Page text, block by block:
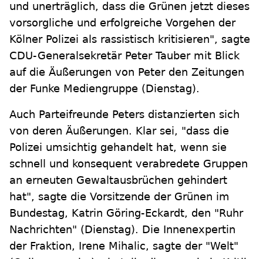
und unerträglich, dass die Grünen jetzt dieses
vorsorgliche und erfolgreiche Vorgehen der
Kölner Polizei als rassistisch kritisieren", sagte
CDU-Generalsekretär Peter Tauber mit Blick
auf die Äußerungen von Peter den Zeitungen
der Funke Mediengruppe (Dienstag).
Auch Parteifreunde Peters distanzierten sich
von deren Äußerungen. Klar sei, "dass die
Polizei umsichtig gehandelt hat, wenn sie
schnell und konsequent verabredete Gruppen
an erneuten Gewaltausbrüchen gehindert
hat", sagte die Vorsitzende der Grünen im
Bundestag, Katrin Göring-Eckardt, den "Ruhr
Nachrichten" (Dienstag). Die Innenexpertin
der Fraktion, Irene Mihalic, sagte der "Welt"